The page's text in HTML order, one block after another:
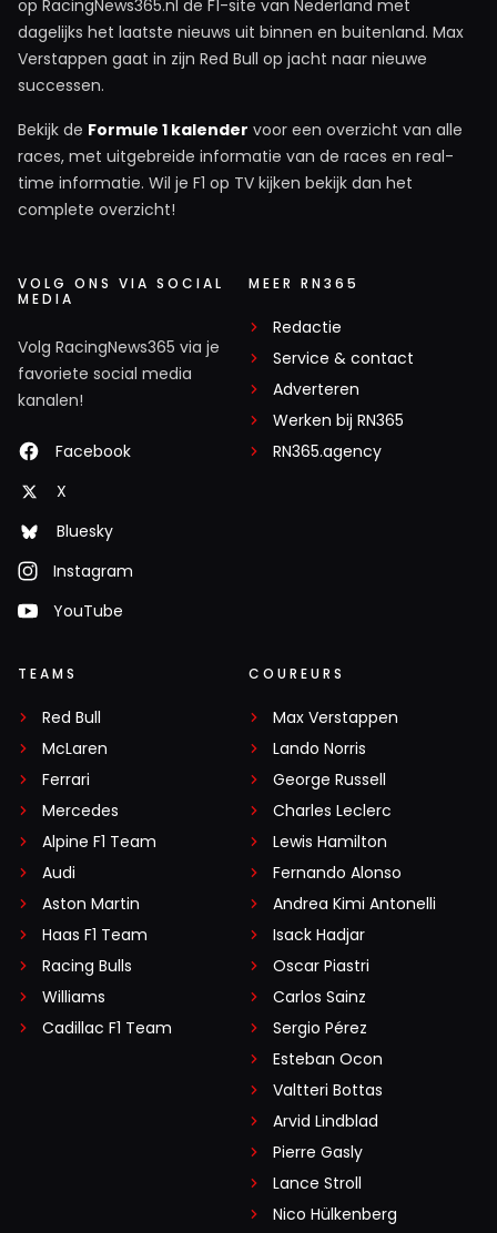
op RacingNews365.nl de F1-site van Nederland met
dagelijks het laatste nieuws uit binnen en buitenland. Max
Verstappen gaat in zijn Red Bull op jacht naar nieuwe
successen.
Bekijk de Formule 1 kalender voor een overzicht van alle
races, met uitgebreide informatie van de races en real-
time informatie. Wil je F1 op TV kijken bekijk dan het
complete overzicht!
VOLG ONS VIA SOCIAL
MEDIA
Volg RacingNews365 via je
favoriete social media
kanalen!
Facebook
X
Bluesky
Instagram
YouTube
MEER RN365
Redactie
Service & contact
Adverteren
Werken bij RN365
RN365.agency
TEAMS
Red Bull
McLaren
Ferrari
Mercedes
Alpine F1 Team
Audi
Aston Martin
Haas F1 Team
Racing Bulls
Williams
Cadillac F1 Team
COUREURS
Max Verstappen
Lando Norris
George Russell
Charles Leclerc
Lewis Hamilton
Fernando Alonso
Andrea Kimi Antonelli
Isack Hadjar
Oscar Piastri
Carlos Sainz
Sergio Pérez
Esteban Ocon
Valtteri Bottas
Arvid Lindblad
Pierre Gasly
Lance Stroll
Nico Hülkenberg